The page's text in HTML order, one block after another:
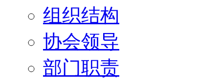
组织结构
协会领导
部门职责